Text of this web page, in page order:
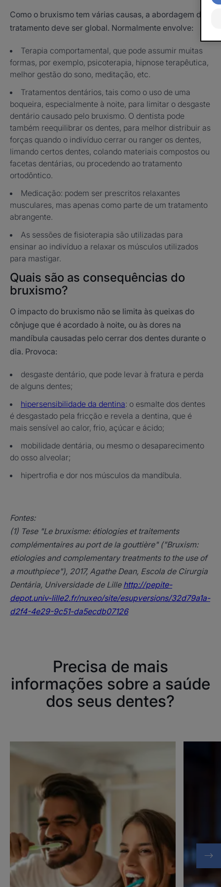
Como o bruxismo tem várias causas, a abordagem do
tratamento deve ser global. Normalmente envolve:
Terapia comportamental, que pode assumir muitas
formas, por exemplo, psicoterapia, hipnose terapêutica,
melhor gestão do sono, meditação, etc.
Tratamentos dentários, tais como o uso de uma
boqueira, especialmente à noite, para limitar o desgaste
dentário causado pelo bruxismo. O dentista pode
também reequilibrar os dentes, para melhor distribuir as
forças quando o indivíduo cerrar ou ranger os dentes,
limando certos dentes, colando materiais compostos ou
facetas dentárias, ou procedendo ao tratamento
ortodôntico.
Medicação: podem ser prescritos relaxantes
musculares, mas apenas como parte de um tratamento
abrangente.
As sessões de fisioterapia são utilizadas para
ensinar ao indivíduo a relaxar os músculos utilizados
para mastigar.
Quais são as consequências do
bruxismo?
O impacto do bruxismo não se limita às queixas do
cônjuge que é acordado à noite, ou às dores na
mandíbula causadas pelo cerrar dos dentes durante o
dia. Provoca:
desgaste dentário, que pode levar à fratura e perda
de alguns dentes;
hipersensibilidade da dentina: o esmalte dos dentes
é desgastado pela fricção e revela a dentina, que é
mais sensível ao calor, frio, açúcar e ácido;
mobilidade dentária, ou mesmo o desaparecimento
do osso alveolar;
hipertrofia e dor nos músculos da mandíbula.
Fontes:
(1) Tese "Le bruxisme: étiologies et traitements
complémentaires au port de la gouttière" ("Bruxism:
etiologies and complementary treatments to the use of
a mouthpiece"), 2017, Agathe Dean, Escola de Cirurgia
Dentária, Universidade de Lille http://pepite-
depot.univ-lille2.fr/nuxeo/site/esupversions/32d79a1a-
d2f4-4e29-9c51-da5ecdb07126
Precisa de mais
informações sobre a saúde
dos seus dentes?
Desgaste